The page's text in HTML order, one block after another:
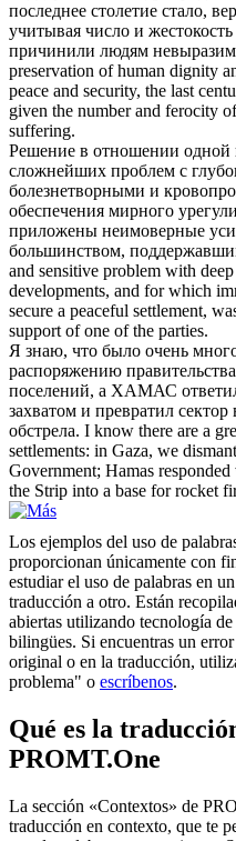
последнее столетие стало,
учитывая число и
причинили людям
preservation of human dignity
peace and security, the last
given the number and ferocity
suffering.
Решение в отношении одной
сложнейших проблем с
болезнетворными и
обеспечения мирного
приложены неимоверные
большинством,
and sensitive problem with
developments, and for which
secure a peaceful settlement,
support of one of the parties.
Я знаю, что было очень
распоряжению
поселений, а ХАМАС
захватом и превратил
обстрела. I know there are a
settlements: in Gaza, we
Government; Hamas
the Strip into a base for rocket
Los ejemplos del uso de
proporcionan únicamente con
estudiar el uso de palabras en
traducción a otro. Están
abiertas utilizando tecnología de
bilingües. Si encuentras un
original o en la traducción,
problema" o escríbenos.
Qué es la
PROMT.One
La sección «Contextos» de
traducción en contexto, que te